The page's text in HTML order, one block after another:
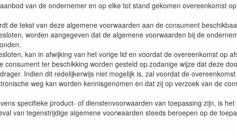
van de ondernemer en op elke tot stand gekomen overeenkomst
de tekst van deze algemene voorwaarden aan de consument
worden aangegeven dat de algemene voorwaarden bij de
kan in afwijking van het vorige lid en voordat de overeenkomst op
ter beschikking worden gesteld op zodanige wijze dat deze
Indien dit redelijkerwijs niet mogelijk is, zal voordat de
weg kan worden kennisgenomen en dat zij op verzoek van de
specifieke product- of dienstenvoorwaarden van toepassing zijn, is
van tegenstrijdige algemene voorwaarden steeds beroepen op de